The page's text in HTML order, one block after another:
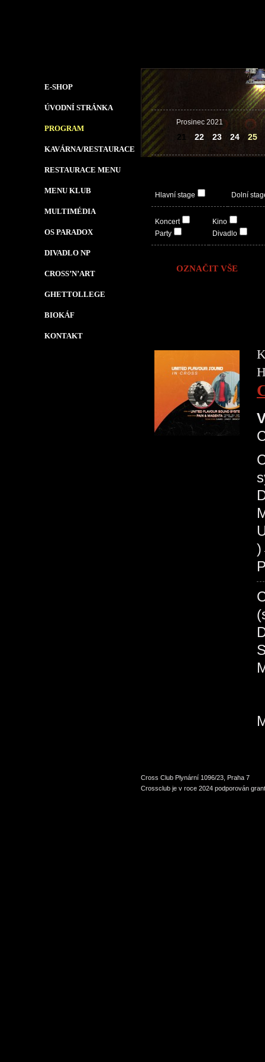
E-SHOP
ÚVODNÍ STRÁNKA
PROGRAM
KAVÁRNA/RESTAURACE
RESTAURACE MENU
MENU KLUB
MULTIMÉDIA
OS PARADOX
DIVADLO NP
CROSS’N’ART
GHETTOLLEGE
BIOKÁF
KONTAKT
Prosinec 2021
21 22 23 24 25
Hlavní stage Dolní
Koncert
Party
Kino
Divadlo
OZNAČIT VŠE
Cross Club Plynární 1096/23, Praha 7
Crossclub je v roce 2024 podporován